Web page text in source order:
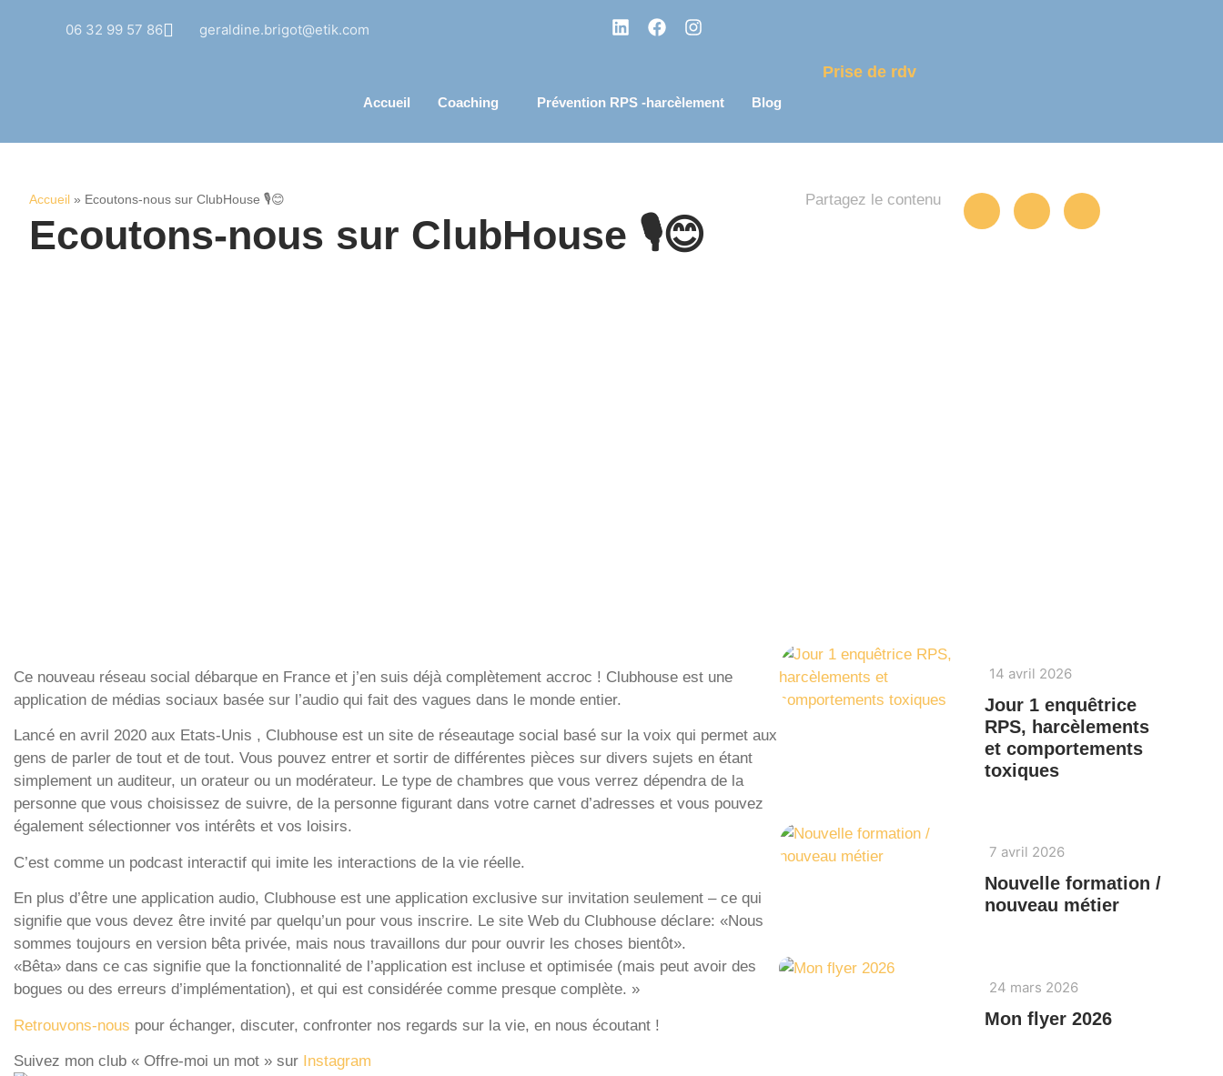
06 32 99 57 86 geraldine.brigot@etik.com
Accueil Coaching Prévention RPS -harcèlement Blog
Prise de rdv
Accueil » Ecoutons-nous sur ClubHouse 🎙😊
Ecoutons-nous sur ClubHouse 🎙😊
Partagez le contenu
Ce nouveau réseau social débarque en France et j’en suis déjà complètement accroc ! Clubhouse est une
application de médias sociaux basée sur l’audio qui fait des vagues dans le monde entier.
Lancé en avril 2020 aux Etats-Unis , Clubhouse est un site de réseautage social basé sur la voix qui permet aux
gens de parler de tout et de tout. Vous pouvez entrer et sortir de différentes pièces sur divers sujets en étant
simplement un auditeur, un orateur ou un modérateur. Le type de chambres que vous verrez dépendra de la
personne que vous choisissez de suivre, de la personne figurant dans votre carnet d’adresses et vous pouvez
également sélectionner vos intérêts et vos loisirs.
C’est comme un podcast interactif qui imite les interactions de la vie réelle.
En plus d’être une application audio, Clubhouse est une application exclusive sur invitation seulement – ce qui
signifie que vous devez être invité par quelqu’un pour vous inscrire. Le site Web du Clubhouse déclare: «Nous
sommes toujours en version bêta privée, mais nous travaillons dur pour ouvrir les choses bientôt».
«Bêta» dans ce cas signifie que la fonctionnalité de l’application est incluse et optimisée (mais peut avoir des
bogues ou des erreurs d’implémentation), et qui est considérée comme presque complète. »
Retrouvons-nous pour échanger, discuter, confronter nos regards sur la vie, en nous écoutant !
Suivez mon club « Offre-moi un mot » sur Instagram
14 avril 2026
Jour 1 enquêtrice
RPS, harcèlements
et comportements
toxiques
7 avril 2026
Nouvelle formation /
nouveau métier
24 mars 2026
Mon flyer 2026